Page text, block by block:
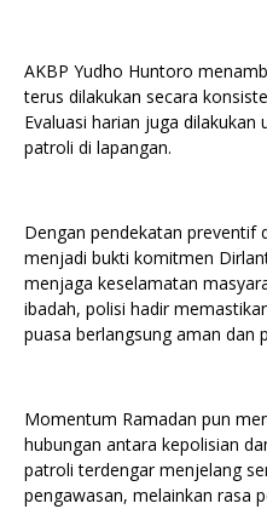
AKBP Yudho Huntoro
terus dilakukan secara
Evaluasi harian juga
patroli di lapangan.
Dengan pendekatan preventif
menjadi bukti komitmen
menjaga keselamatan
ibadah, polisi hadir
puasa berlangsung aman dan
Momentum Ramadan pun
hubungan antara kepolisian
patroli terdengar menjelang
pengawasan, melainkan rasa